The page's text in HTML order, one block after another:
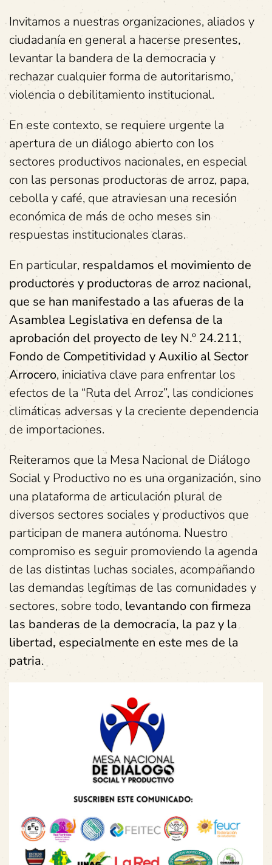
Invitamos a nuestras organizaciones, aliados y
ciudadanía en general a hacerse presentes,
levantar la bandera de la democracia y
rechazar cualquier forma de autoritarismo,
violencia o debilitamiento institucional.
En este contexto, se requiere urgente la
apertura de un diálogo abierto con los
sectores productivos nacionales, en especial
con las personas productoras de arroz, papa,
cebolla y café, que atraviesan una recesión
económica de más de ocho meses sin
respuestas institucionales claras.
En particular, respaldamos el movimiento de
productores y productoras de arroz nacional,
que se han manifestado a las afueras de la
Asamblea Legislativa en defensa de la
aprobación del proyecto de ley N.º 24.211,
Fondo de Competitividad y Auxilio al Sector
Arrocero, iniciativa clave para enfrentar los
efectos de la “Ruta del Arroz”, las condiciones
climáticas adversas y la creciente dependencia
de importaciones.
Reiteramos que la Mesa Nacional de Diálogo
Social y Productivo no es una organización, sino
una plataforma de articulación plural de
diversos sectores sociales y productivos que
participan de manera autónoma. Nuestro
compromiso es seguir promoviendo la agenda
de las distintas luchas sociales, acompañando
las demandas legítimas de las comunidades y
sectores, sobre todo, levantando con firmeza
las banderas de la democracia, la paz y la
libertad, especialmente en este mes de la
patria.